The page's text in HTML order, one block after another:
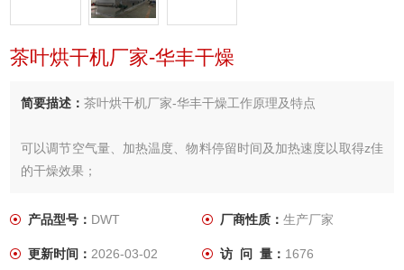
茶叶烘干机厂家-华丰干燥
简要描述：茶叶烘干机厂家-华丰干燥工作原理及特点
可以调节空气量、加热温度、物料停留时间及加热速度以取得z佳
的干燥效果；
带式干燥机为穿流式干燥形式，热风穿过物料层，和物料能够充
采用燃气热风炉供热，干燥单元温度自控。
产品型号： DWT 厂商性质： 生产厂家
更新时间：2026-03-02 访 问 量： 1676